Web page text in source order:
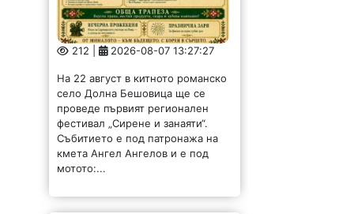
212 | 2026-08-07 13:27:27
На 22 август в китното романско
село Долна Бешовица ще се
проведе първият регионален
фестивал „Сирене и занаяти“.
Събитието е под патронажа на
кмета Ангел Ангелов и е под
мотото:...